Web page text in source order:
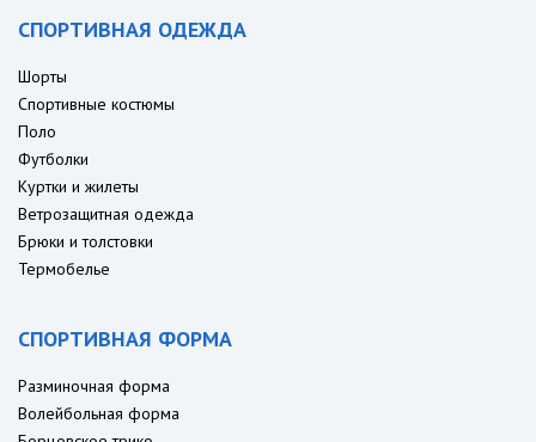
СПОРТИВНАЯ ОДЕЖДА
Шорты
Спортивные костюмы
Поло
Футболки
Куртки и жилеты
Ветрозащитная одежда
Брюки и толстовки
Термобелье
СПОРТИВНАЯ ФОРМА
Разминочная форма
Волейбольная форма